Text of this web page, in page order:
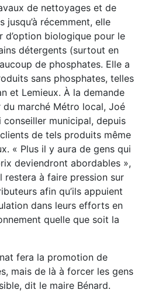
de nettoyages et de
jusqu’à récemment, elle
biologique pour le
détergents (surtout en
de phosphates. Elle a
sans phosphates, telles
et Lemieux. À la demande
du marché Métro local, Joé
conseiller municipal, depuis
de tels produits même
« Plus il y aura de gens qui
deviendront abordables »,
restera à faire pression sur
afin qu’ils appuient
dans leurs efforts en
quelle que soit la
fera la promotion de
mais de là à forcer les gens
dit le maire Bénard.